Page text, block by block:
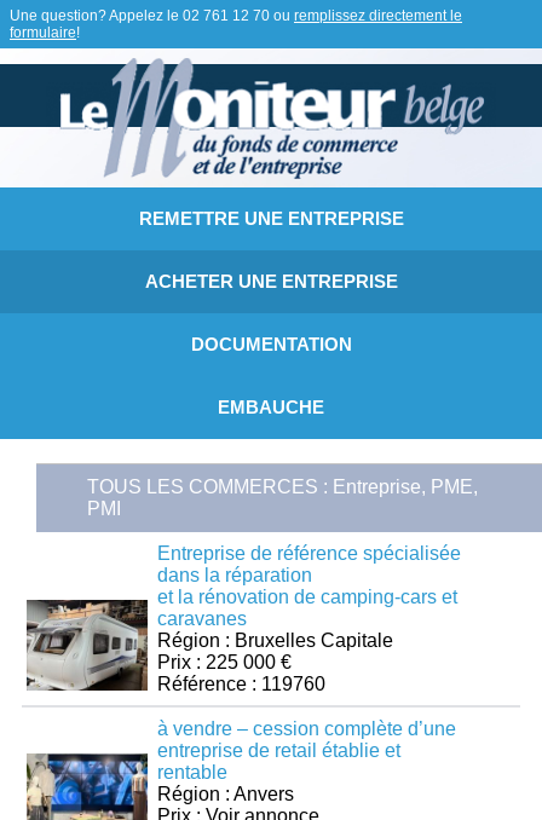
Une question? Appelez le 02 761 12 70 ou remplissez directement le
formulaire!
REMETTRE UNE ENTREPRISE
ACHETER UNE ENTREPRISE
DOCUMENTATION
EMBAUCHE
TOUS LES COMMERCES : Entreprise, PME,
PMI
Entreprise de référence spécialisée
dans la réparation
et la rénovation de camping-cars et
caravanes
Région : Bruxelles Capitale
Prix : 225 000 €
Référence : 119760
à vendre – cession complète d’une
entreprise de retail établie et
rentable
Région : Anvers